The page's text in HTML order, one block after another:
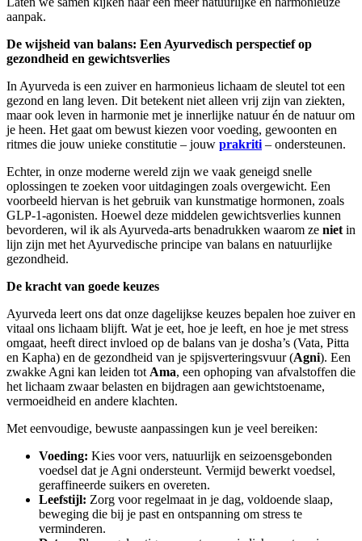
aanpak.
De wijsheid van balans: Een Ayurvedisch perspectief op
gezondheid en gewichtsverlies
In Ayurveda is een zuiver en harmonieus lichaam de sleutel tot een
gezond en lang leven. Dit betekent niet alleen vrij zijn van ziekten,
maar ook leven in harmonie met je innerlijke natuur én de natuur om
je heen. Het gaat om bewust kiezen voor voeding, gewoonten en
ritmes die jouw unieke constitutie – jouw prakriti– ondersteunen.
Echter, in onze moderne wereld zijn we vaak geneigd snelle
oplossingen te zoeken voor uitdagingen zoals overgewicht. Een
voorbeeld hiervan is het gebruik van kunstmatige hormonen, zoals
GLP-1-agonisten. Hoewel deze middelen gewichtsverlies kunnen
bevorderen, wil ik als Ayurveda-arts benadrukken waarom ze nietin
lijn zijn met het Ayurvedische principe van balans en natuurlijke
gezondheid.
De kracht van goede keuzes
Ayurveda leert ons dat onze dagelijkse keuzes bepalen hoe zuiver en
vitaal ons lichaam blijft. Wat je eet, hoe je leeft, en hoe je met stress
omgaat, heeft direct invloed op de balans van je dosha’s (Vata, Pitta
en Kapha) en de gezondheid van je spijsverteringsvuur (Agni). Een
zwakke Agni kan leiden totAma, een ophoping van afvalstoffen die
het lichaam zwaar belasten en bijdragen aan gewichtstoename,
vermoeidheid en andere klachten.
Met eenvoudige, bewuste aanpassingen kun je veel bereiken:
Voeding: Kies voor vers, natuurlijk en seizoensgebonden
voedsel dat je Agni ondersteunt. Vermijd bewerkt voedsel,
geraffineerde suikers en overeten.
Leefstijl: Zorg voor regelmaat in je dag, voldoende slaap,
beweging die bij je past en ontspanning om stress te
verminderen.